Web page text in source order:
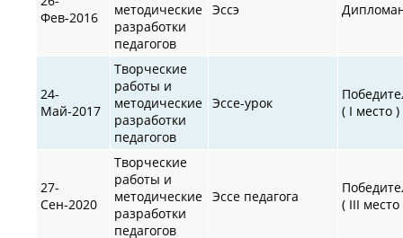
Фев-2016
методические
разработки
педагогов
Эссэ
24-
Май-2017
Творческие
работы и
методические
разработки
педагогов
Эссе-урок
( I место )
27-
Сен-2020
Творческие
работы и
методические
разработки
педагогов
Эссе педагога
( III место